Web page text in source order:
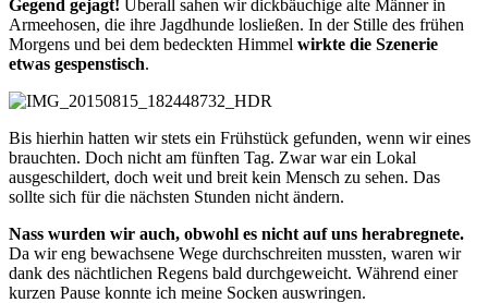
Gegend gejagt! Überall sahen wir dickbäuchige alte Männer in
Armeehosen, die ihre Jagdhunde losließen. In der Stille des frühen
Morgens und bei dem bedeckten Himmel wirkte die Szenerie
etwas gespenstisch.
Bis hierhin hatten wir stets ein Frühstück gefunden, wenn wir eines
brauchten. Doch nicht am fünften Tag. Zwar war ein Lokal
ausgeschildert, doch weit und breit kein Mensch zu sehen. Das
sollte sich für die nächsten Stunden nicht ändern.
Nass wurden wir auch, obwohl es nicht auf uns herabregnete.
Da wir eng bewachsene Wege durchschreiten mussten, waren wir
dank des nächtlichen Regens bald durchgeweicht. Während einer
kurzen Pause konnte ich meine Socken auswringen.